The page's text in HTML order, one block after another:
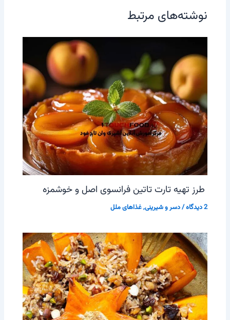
نوشته‌های مرتبط
طرز تهیه تارت تاتین فرانسوی اصل و خوشمزه
2 دیدگاه /دسر و شیرینی,غذاهای ملل